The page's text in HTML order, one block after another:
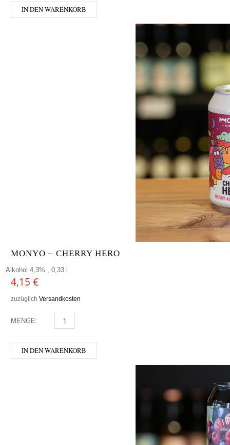
IN DEN WARENKORB
MONYO – CHERRY HERO
Alkohol 4,3% , 0,33 l
4,15 €
zuzüglich Versandkosten
MENGE: MONYO - CHERRY HERO MENGE
IN DEN WARENKORB